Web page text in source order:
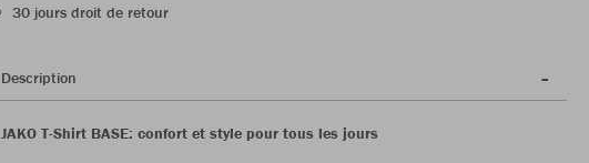
30 jours droit de retour
Description
JAKO T-Shirt BASE: confort et style pour tous les jours